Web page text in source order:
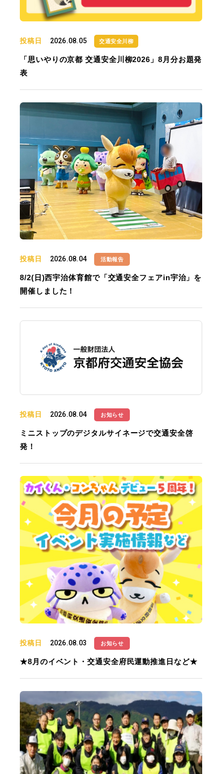
投稿日 2026.08.05 交通安全川柳
「思いやりの京都 交通安全川柳2026」8月分お題発
表
投稿日 2026.08.04 活動報告
8/2(日)西宇治体育館で「交通安全フェアin宇治」を
開催しました！
投稿日 2026.08.04 お知らせ
ミニストップのデジタルサイネージで交通安全啓
発！
投稿日 2026.08.03 お知らせ
★8月のイベント・交通安全府民運動推進日など★